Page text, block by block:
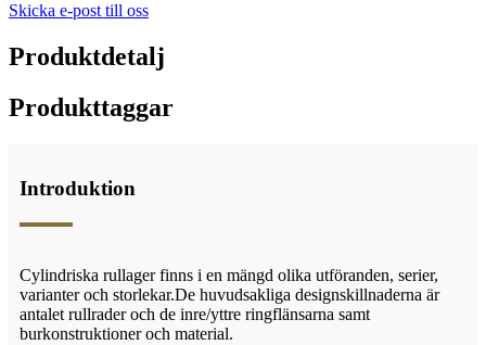
Skicka e-post till oss
Produktdetalj
Produkttaggar
Introduktion
Cylindriska rullager finns i en mängd olika utföranden, serier,
varianter och storlekar.De huvudsakliga designskillnaderna är
antalet rullrader och de inre/yttre ringflänsarna samt
burkonstruktioner och material.